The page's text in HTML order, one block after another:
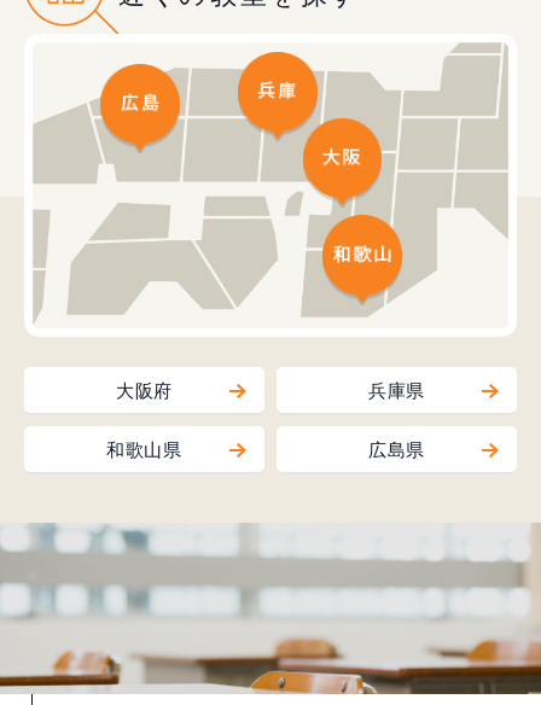
大阪府 兵庫県
和歌山県 広島県